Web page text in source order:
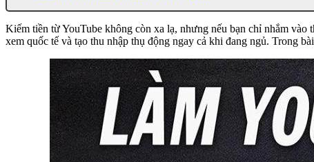
Kiếm tiền từ YouTube không còn xa lạ, nhưng nếu bạn chỉ nhắm
xem quốc tế và tạo thu nhập thụ động ngay cả khi đang ngủ. Trong